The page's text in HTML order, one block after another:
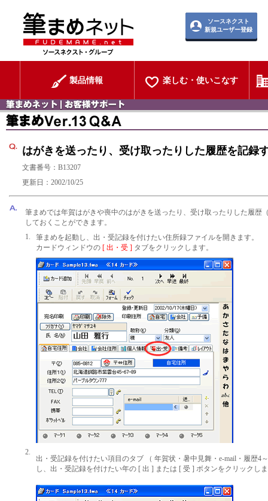
ソースネクスト
新規ユーザー登録
製品情報 楽しむ・使いこなす
はがきを送ったり、受け取ったりした履歴を記録
文書番号：B13207
更新日：2002/10/25
筆まめでは年賀はがきや喪中のはがきを送ったり、受け取ったりした履歴
しておくことができます。
1.
筆まめを起動し、出・受記録を付けたい住所録ファイルを開きます。
カードウィンドウの [ 出・受 ] タブをクリックします。
2.
出・受記録を付けたい項目のタブ （ 年賀状・暑中見舞・e-mail・履歴4
し、出・受記録を付けたい年の [ 出 ] または [ 受 ] ボタンをクリックし